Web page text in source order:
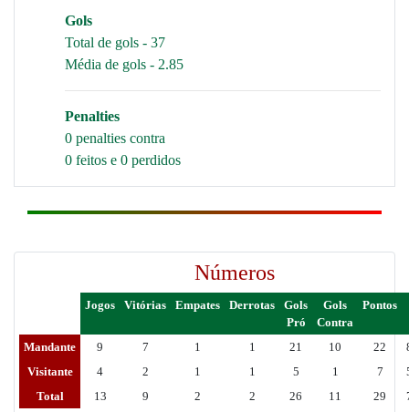
Gols
Total de gols - 37
Média de gols - 2.85
Penalties
0 penalties contra
0 feitos e 0 perdidos
Números
Jogos Vitórias Empates Derrotas
Gols
Pró
Gols
Contra
Pontos
Mandante 9 7 1 1 21 10 22
Visitante
4 2 1 1 5 1 7
Total
13 9 2 2 26 11 29